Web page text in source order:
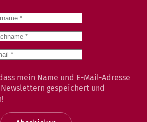
mein Name und E-Mail-Adresse
gespeichert und